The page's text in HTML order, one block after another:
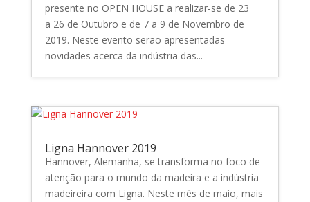
presente no OPEN HOUSE a realizar-se de 23
a 26 de Outubro e de 7 a 9 de Novembro de
2019. Neste evento serão apresentadas
novidades acerca da indústria das...
Ligna Hannover 2019
Hannover, Alemanha, se transforma no foco de
atenção para o mundo da madeira e a indústria
madeireira com Ligna. Neste mês de maio, mais